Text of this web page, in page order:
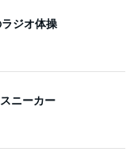
ジオ体操
ニーカー